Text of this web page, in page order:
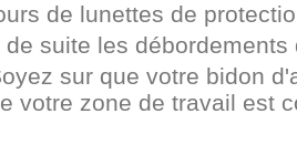
de lunettes de
de suite les
sur que votre bidon
votre zone de travail est